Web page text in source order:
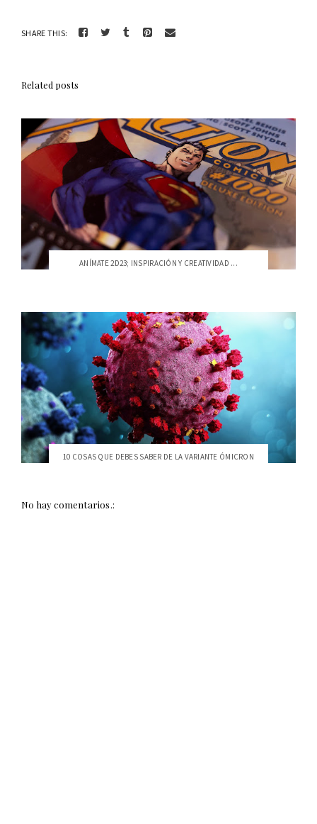
SHARE THIS:
Related posts
ANÍMATE 2D23; INSPIRACIÓN Y CREATIVIDAD ...
10 COSAS QUE DEBES SABER DE LA VARIANTE ÓMICRON
No hay comentarios.: